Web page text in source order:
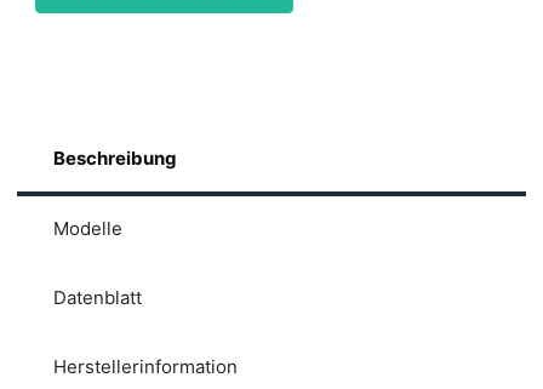
Beschreibung
Modelle
Datenblatt
Herstellerinformation